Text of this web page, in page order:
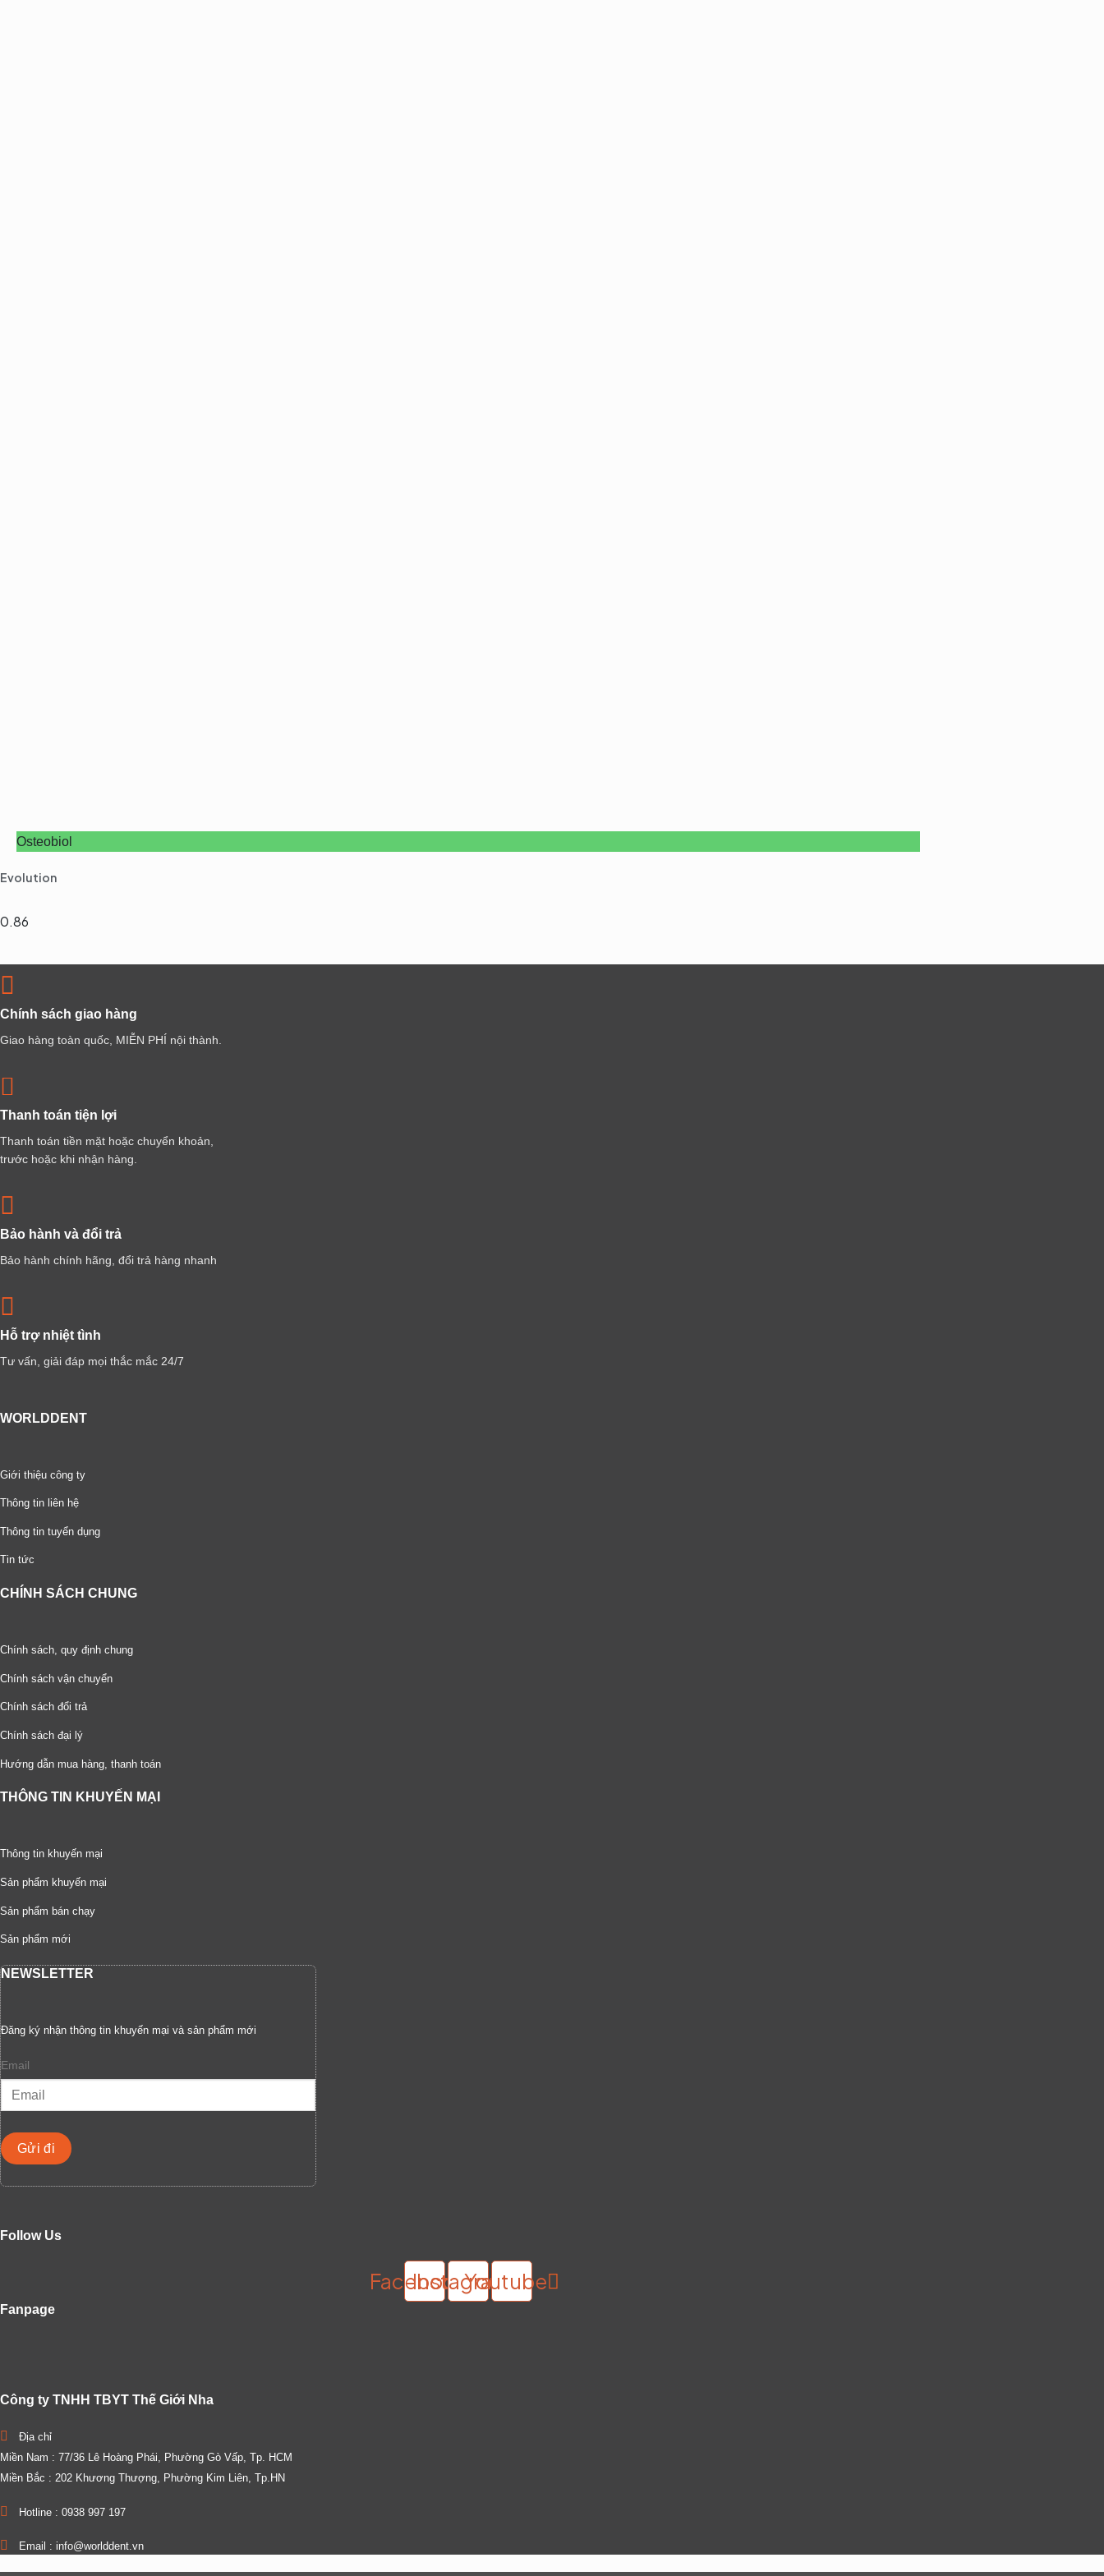
Osteobiol
Evolution
Chính sách giao hàng
Giao hàng toàn quốc, MIỄN PHÍ nội thành.
Thanh toán tiện lợi
Thanh toán tiền mặt hoặc chuyển khoản,
trước hoặc khi nhận hàng.
Bảo hành và đổi trả
Bảo hành chính hãng, đổi trả hàng nhanh
Hỗ trợ nhiệt tình
Tư vấn, giải đáp mọi thắc mắc 24/7
WORLDDENT
Giới thiệu công ty
Thông tin liên hệ
Thông tin tuyển dụng
Tin tức
CHÍNH SÁCH CHUNG
Chính sách, quy định chung
Chính sách vận chuyển
Chính sách đổi trả
Chính sách đại lý
Hướng dẫn mua hàng, thanh toán
THÔNG TIN KHUYẾN MẠI
Thông tin khuyến mại
Sản phẩm khuyến mại
Sản phẩm bán chạy
Sản phẩm mới
NEWSLETTER
Đăng ký nhận thông tin khuyến mại và sản phẩm mới
Email
Gửi đi
Follow Us
Facebook
Instagram
Youtube
Fanpage
Công ty TNHH TBYT Thế Giới Nha
Địa chỉ
Miền Nam : 77/36 Lê Hoàng Phái, Phường Gò Vấp, Tp. HCM
Miền Bắc : 202 Khương Thượng, Phường Kim Liên, Tp.HN
Hotline : 0938 997 197
Email : info@worlddent.vn